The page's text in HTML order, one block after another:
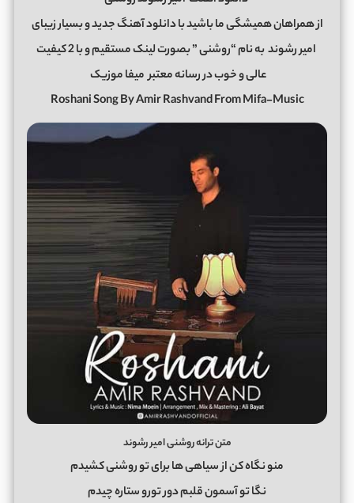
از همراهان همیشگی ما باشید با دانلود آهنگ جدید و بسیار زیبای
امیر رشوند
به نام “روشنی ” بصورت لینک مستقیم و با 2 کیفیت
عالی و خوب در رسانه معتبرمیفا موزیک
Roshani Song By Amir Rashvand From Mifa-Music
متن ترانه روشنی امیر رشوند
منو نگاه کن از سیاهی ها برای تو روشنی کشیدم
نگا تو آسمون قلبم دور تورو ستاره چیدم